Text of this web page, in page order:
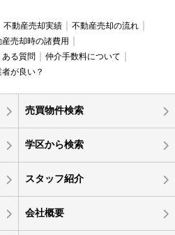
不動産売却実績
不動産売却の流れ
産売却時の諸費用
ある質問
仲介手数料について
が良い？
売買物件検索
学区から検索
スタッフ紹介
会社概要